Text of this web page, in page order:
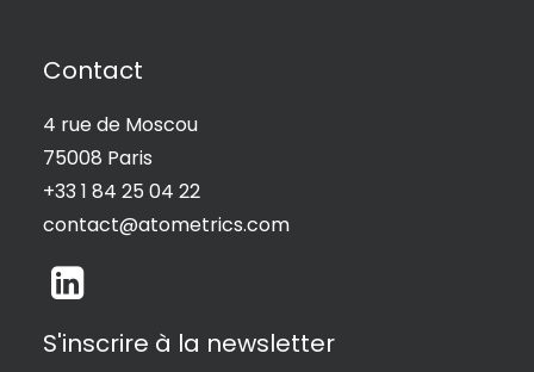
Contact
4 rue de Moscou
75008 Paris
+33 1 84 25 04 22
contact@atometrics.com
S'inscrire à la newsletter